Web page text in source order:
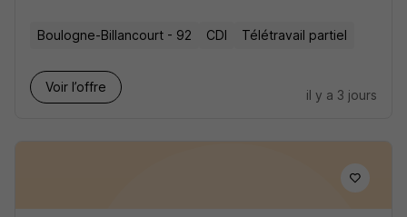
Boulogne-Billancourt - 92 CDI Télétravail partiel
Voir l’offre
il y a 3 jours